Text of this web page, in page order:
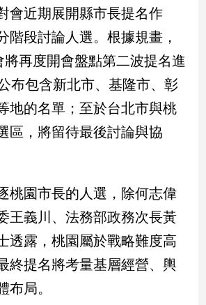
會近期展開縣市長提名作
階段討論人選。根據規畫，
將再度開會盤點第二波提名進
布包含新北市、基隆市、彰
地的名單；至於台北市與桃
區，將留待最後討論與協
桃園市長的人選，除何志偉
王義川、法務部政務次長黃
透露，桃園屬於戰略難度高
終提名將考量基層經營、輿
布局。